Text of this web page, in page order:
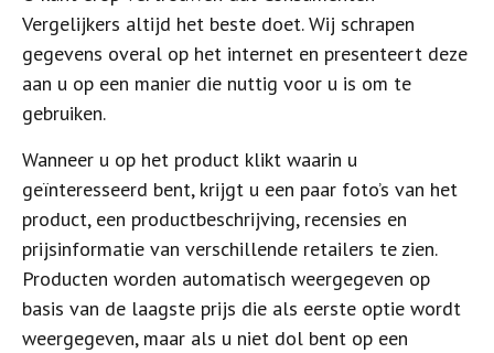
Vergelijkers altijd het beste doet. Wij schrapen
gegevens overal op het internet en presenteert deze
aan u op een manier die nuttig voor u is om te
gebruiken.
Wanneer u op het product klikt waarin u
geïnteresseerd bent, krijgt u een paar foto’s van het
product, een productbeschrijving, recensies en
prijsinformatie van verschillende retailers te zien.
Producten worden automatisch weergegeven op
basis van de laagste prijs die als eerste optie wordt
weergegeven, maar als u niet dol bent op een